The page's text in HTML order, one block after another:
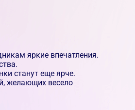
яркие впечатления.
станут еще ярче.
желающих весело